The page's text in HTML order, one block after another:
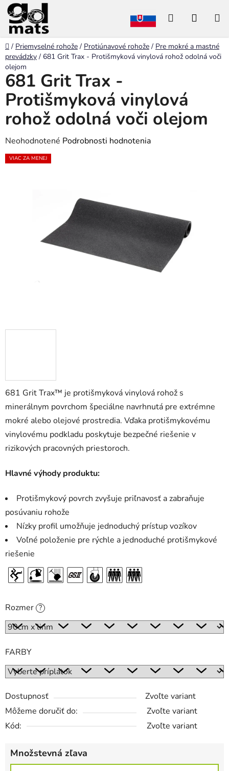
Prejsť
na
obsah
Hľadať
Domov
/ Priemyselné rohože / Protiúnavové rohože / Pre mokré a mastné
prevádzky / 681 Grit Trax - Protišmyková vinylová rohož odolná voči
olejom
681 Grit Trax™ je protišmyková vinylová rohož s
minerálnym povrchom špeciálne navrhnutá pre extrémne
mokré alebo olejové prostredia. Vďaka protišmykovému
vinylovému podkladu poskytuje bezpečné riešenie v
rizikových pracovných priestoroch.
Hlavné výhody produktu:
Protišmykový povrch zvyšuje priľnavosť a zabraňuje
posúvaniu rohože
Nízky profil umožňuje jednoduchý prístup vozíkov
Voľné položenie pre rýchle a jednoduché protišmykové
riešenie
Rozmer ?
FARBY
Dostupnosť
Zvoľte variant
Môžeme doručiť do:
Zvoľte variant
Kód:
Zvoľte variant
Množstevná zľava
681 Grit Trax -
Protišmyková vinylová
rohož odolná voči olejom
Priemerné
hodnotenie
hviezdičiek.
Neohodnotené Podrobnosti hodnotenia
VIAC ZA MENEJ